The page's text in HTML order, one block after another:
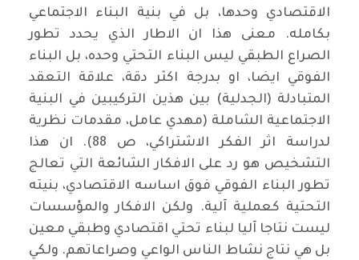
الاقتصادي وحدها، بل في بنية البناء الاجتماعي
بكامله. معنى هذا ان الاطار الذي يحدد تطور
الصراع الطبقي ليس البناء التحتي وحده، بل البناء
الفوقي ايضا، او بدرجة اكثر دقة، علاقة التعقد
المتبادلة (الجدلية) بين هذين التركيبين في البنية
الاجتماعية الشاملة (مهدي عامل، مقدمات نظرية
لدراسة اثر الفكر الاشتراكي، ص 88). ان هذا
التشخيص هو رد على الافكار الشائعة التي تعالج
تطور البناء الفوقي فوق اساسه الاقتصادي، بنيته
التحتية كعملية آلية. ولكن الافكار والمؤسسات
ليست نتاجا آليا لبناء تحتي اقتصادي وطبقي معين
بل هي نتاج نشاط الناس الواعي وصراعاتهم. ولكي